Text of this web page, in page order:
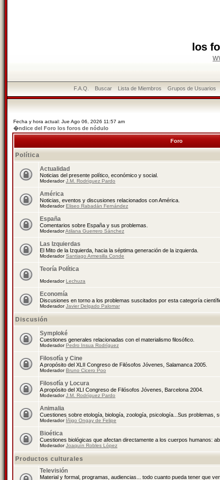
los
F.A.Q. Buscar Lista de Miembros Grupos de Usuarios
Fecha y hora actual: Jue Ago 06, 2026 11:57 am
�ndice del Foro los foros de nódulo
Foro
Política
Actualidad
Noticias del presente político, económico y social.
ModeradorJ.M. Rodríguez Pardo
América
Noticias, eventos y discusiones relacionados con América.
ModeradorEliseo Rabadán Fernández
España
Comentarios sobre España y sus problemas.
ModeradorAtilana Guerrero Sánchez
Las Izquierdas
El Mito de la Izquierda, hacia la séptima generación de la izquierda.
ModeradorSantiago Armesilla Conde
Teoría Política
ModeradorLechuza
Economía
Discusiones en torno a los problemas suscitados por esta categoría
ModeradorJavier Delgado Palomar
Discusión
Symploké
Cuestiones generales relacionadas con el materialismo filosófico.
ModeradorPedro Insua Rodríguez
Filosofía y Cine
A propósito del XLII Congreso de Filósofos Jóvenes, Salamanca 2005.
ModeradorBruno Cicero Poo
Filosofía y Locura
A propósito del XLI Congreso de Filósofos Jóvenes, Barcelona 2004.
ModeradorJ.M. Rodríguez Pardo
Animalia
Cuestiones sobre etología, biología, zoología, psicología...Sus problemas,
Moderador Íñigo Ongay de Felipe
Bioética
Cuestiones biológicas que afectan directamente a los cuerpos humanos:
ModeradorJoaquín Robles López
Productos culturales
Televisión
Material y formal, programas, audiencias... todo cuanto pueda tener que